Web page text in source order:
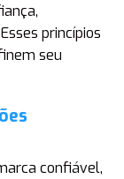
princípios
seu
confiável,